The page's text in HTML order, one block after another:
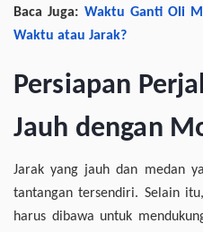
Baca Juga: Waktu Ganti Oli
Waktu atau Jarak?
Persiapan
Jauh dengan
Jarak yang jauh dan medan
tantangan tersendiri. Selain
harus dibawa untuk